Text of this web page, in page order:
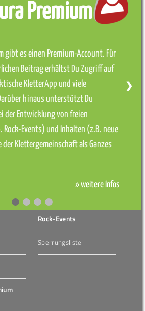
Premium
gibt es einen Premium-Account. Für
Beitrag erhältst Du Zugriff auf
KletterApp und viele
hinaus unterstützt Du
der Entwicklung von freien
Rock-Events) und Inhalten (z.B. neue
Klettergemeinschaft als Ganzes
» weitere Infos
❯
Rock-Events
Sperrungsliste